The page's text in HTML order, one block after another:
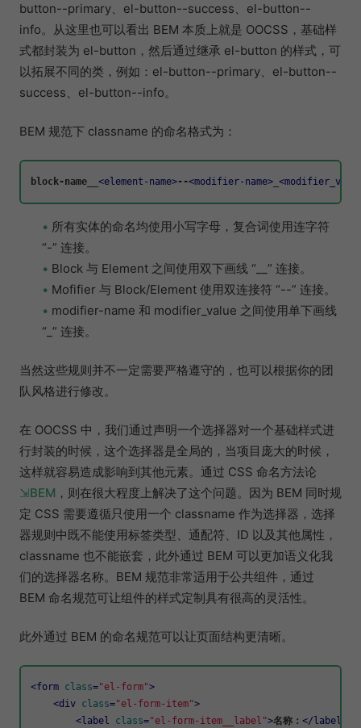
button--primary、el-button--success、el-button--
info。从这里也可以看出 BEM 本质上就是 OOCSS，基础样
式都封装为 el-button，然后通过继承 el-button 的样式，可
以拓展不同的类，例如：el-button--primary、el-button--
success、el-button--info。
BEM 规范下 classname 的命名格式为：
block-name__ <element-name>--<modifier-name> <
所有实体的命名均使用小写字母，复合词使用连字符
“-” 连接。
Block 与 Element 之间使用双下画线 “__” 连接。
Mofifier 与 Block/Element 使用双连接符 “--” 连接。
modifier-name 和 modifier_value 之间使用单下画线
“_” 连接。
当然这些规则并不一定需要严格遵守的，也可以根据你的团
队风格进行修改。
在 OOCSS 中，我们通过声明一个选择器对一个基础样式进
行封装的时候，这个选择器是全局的，当项目庞大的时候，
这样就容易造成影响到其他元素。通过 CSS 命名方法论
BEM ，则在很大程度上解决了这个问题。因为 BEM 同时规
定 CSS 需要遵循只使用一个 classname 作为选择器，选择
器规则中既不能使用标签类型、通配符、ID 以及其他属性，
classname 也不能嵌套，此外通过 BEM 可以更加语义化我
们的选择器名称。BEM 规范非常适用于公共组件，通过
BEM 命名规范可让组件的样式定制具有很高的灵活性。
此外通过 BEM 的命名规范可以让页面结构更清晰。
<form class="el-form">
<div class="el-form-item">
<label class="el-form-item__label">名称： </ label